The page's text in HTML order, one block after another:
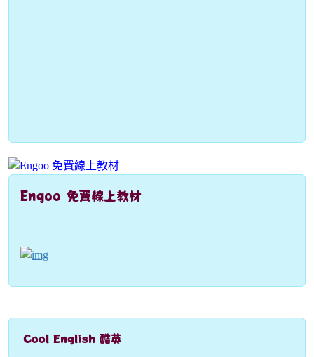
Engoo 免費線上教材
Cool English 酷英